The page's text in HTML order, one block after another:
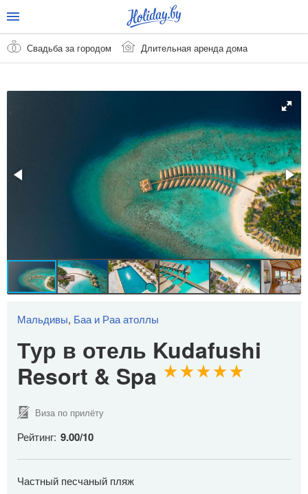
Свадьба за городом Длительная аренда дома
Мальдивы, Баа и Раа атоллы
Тур в отель Kudafushi
Resort & Spa
Виза по прилёту
Рейтинг: 9.00/10
Частный песчаный пляж